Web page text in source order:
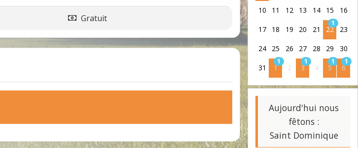
Gratuit
10 11 12 13 14 15 16
17 18 19 20 21 22
1
23
24 25 26 27 28 29 30
31 1
1
2 3
1
4 5
1
6
1
Aujourd'hui nous
fêtons :
Saint Dominique